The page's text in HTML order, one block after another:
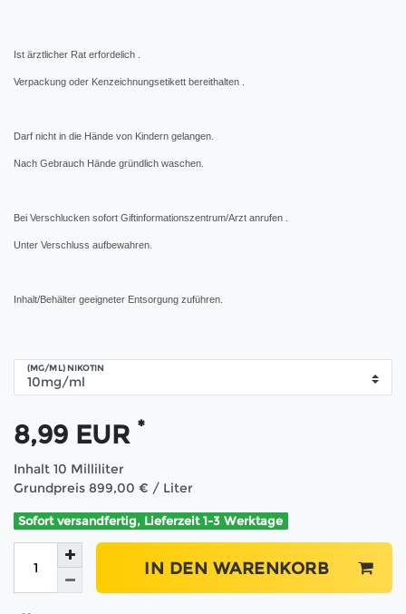
Ist ärztlicher Rat erfordelich .
Verpackung oder Kenzeichnungsetikett bereithalten .
Darf nicht in die Hände von Kindern gelangen.
Nach Gebrauch Hände gründlich waschen.
Bei Verschlucken sofort Giftinformationszentrum/Arzt anrufen .
Unter Verschluss aufbewahren.
Inhalt/Behälter geeigneter Entsorgung zuführen.
(MG/ML) NIKOTIN
8,99 EUR *
Inhalt 10 Milliliter
Grundpreis 899,00 € / Liter
Sofort versandfertig, Lieferzeit 1-3 Werktage
IN DEN WARENKORB